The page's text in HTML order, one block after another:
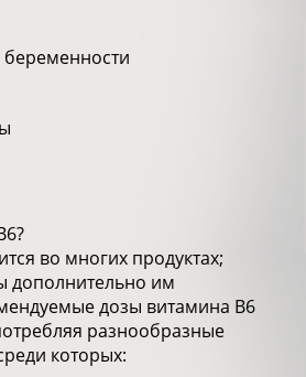
во многих продуктах;
дополнительно им
дозы витамина В6
разнообразные
которых: